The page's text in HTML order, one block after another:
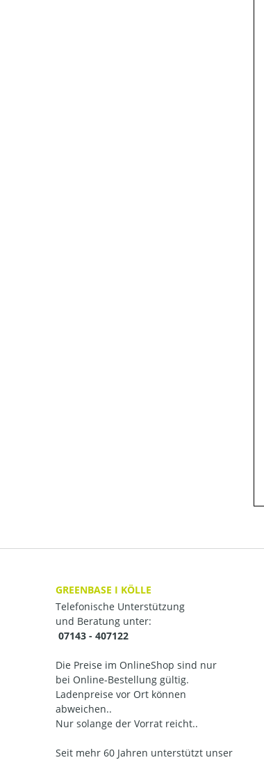
GREENBASE I KÖLLE
Telefonische Unterstützung
und Beratung unter:
07143 - 407122
Die Preise im OnlineShop sind nur
bei Online-Bestellung gültig.
Ladenpreise vor Ort können
abweichen..
Nur solange der Vorrat reicht..
Seit mehr 60 Jahren unterstützt unser